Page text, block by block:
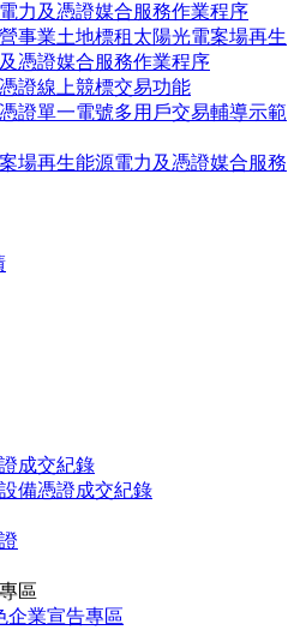
力及憑證媒合服務作業程序
事業土地標租太陽光電案場再生
憑證媒合服務作業程序
證線上競標交易功能
證單一電號多用戶交易輔導示範
場再生能源電力及憑證媒合服務
成交紀錄
備憑證成交紀錄
區
企業宣告專區